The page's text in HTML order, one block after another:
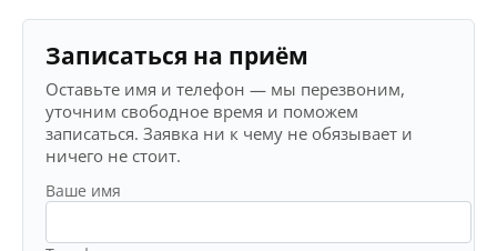
Записаться на приём
Оставьте имя и телефон — мы перезвоним,
уточним свободное время и поможем
записаться. Заявка ни к чему не обязывает и
ничего не стоит.
Ваше имя